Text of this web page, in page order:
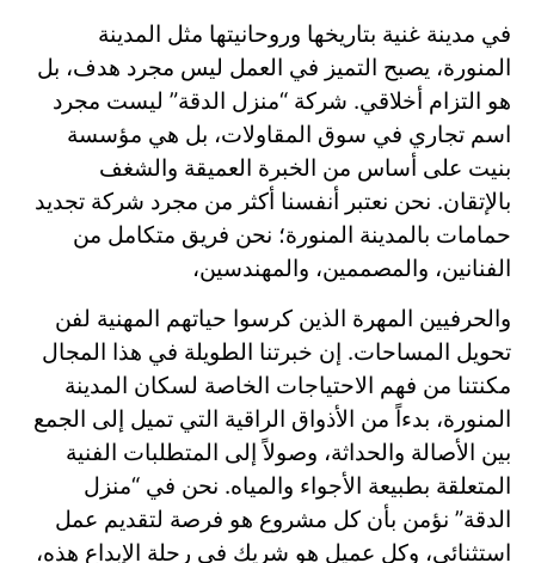
في مدينة غنية بتاريخها وروحانيتها مثل المدينة
المنورة، يصبح التميز في العمل ليس مجرد هدف، بل
هو التزام أخلاقي. شركة “منزل الدقة” ليست مجرد
اسم تجاري في سوق المقاولات، بل هي مؤسسة
بنيت على أساس من الخبرة العميقة والشغف
بالإتقان. نحن نعتبر أنفسنا أكثر من مجرد شركة تجديد
حمامات بالمدينة المنورة؛ نحن فريق متكامل من
الفنانين، والمصممين، والمهندسين،
والحرفيين المهرة الذين كرسوا حياتهم المهنية لفن
تحويل المساحات. إن خبرتنا الطويلة في هذا المجال
مكنتنا من فهم الاحتياجات الخاصة لسكان المدينة
المنورة، بدءاً من الأذواق الراقية التي تميل إلى الجمع
بين الأصالة والحداثة، وصولاً إلى المتطلبات الفنية
المتعلقة بطبيعة الأجواء والمياه. نحن في “منزل
الدقة” نؤمن بأن كل مشروع هو فرصة لتقديم عمل
استثنائي، وكل عميل هو شريك في رحلة الإبداع هذه،